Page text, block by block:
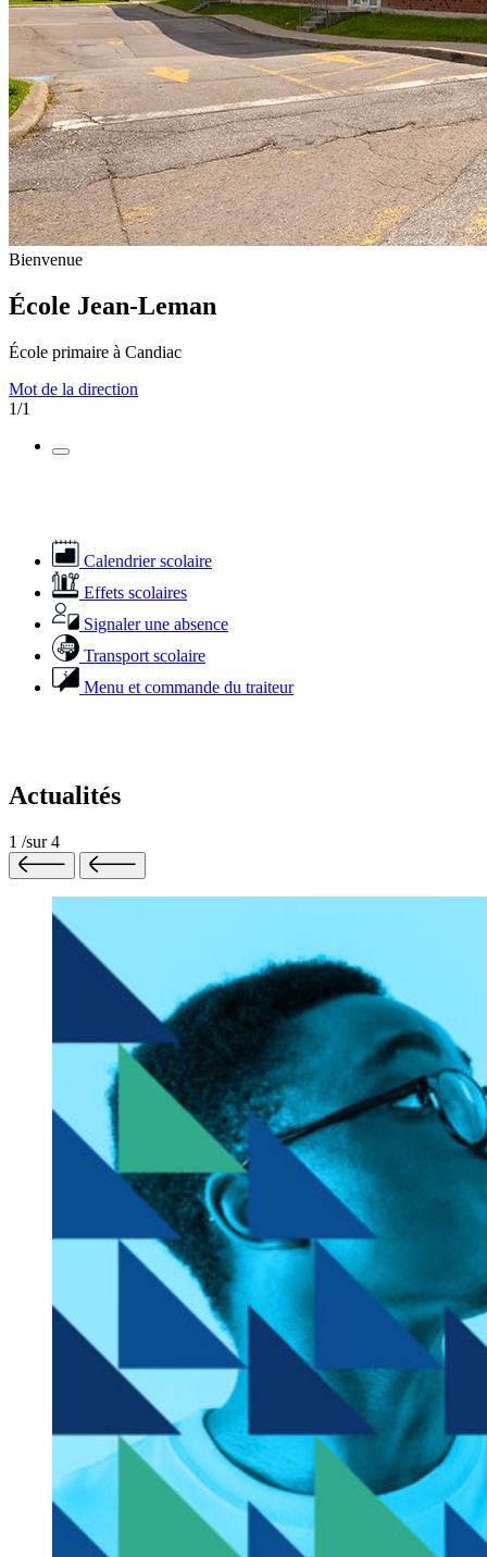
Bienvenue
École Jean-Leman
École primaire à Candiac
Mot de la direction
1/1
Calendrier scolaire
Effets scolaires
Signaler une absence
Transport scolaire
Menu et commande du traiteur
Actualités
1 /sur4